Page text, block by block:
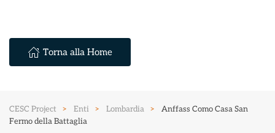
Torna alla Home
CESC Project Enti Lombardia
Anffass Como Casa San
Fermo della Battaglia